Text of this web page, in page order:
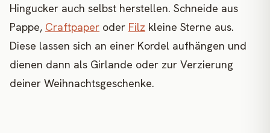
Hingucker auch selbst herstellen. Schneide aus
Pappe, Craftpaper oder Filz kleine Sterne aus.
Diese lassen sich an einer Kordel aufhängen und
dienen dann als Girlande oder zur Verzierung
deiner Weihnachtsgeschenke.